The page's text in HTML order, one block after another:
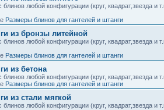
любой конфигурации (круг, квадрат,звезда и
Размеры блинов для гантелей и штанги
из бронзы литейной
любой конфигурации (круг, квадрат,звезда и
Размеры блинов для гантелей и штанги
из бетона
любой конфигурации (круг, квадрат,звезда и
Размеры блинов для гантелей и штанги
из стали мягкой
любой конфигурации (круг, квадрат,звезда и